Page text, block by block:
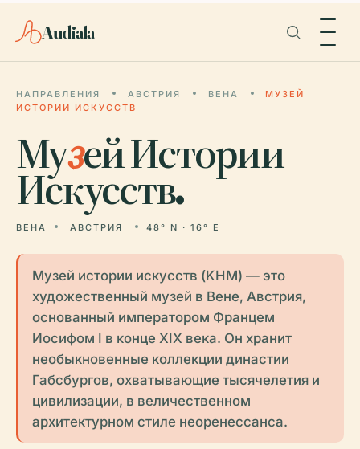
Audiala
НАПРАВЛЕНИЯ АВСТРИЯ ВЕНА
МУЗЕЙ
ИСТОРИИ ИСКУССТВ
Музей Истории
Искусств.
ВЕНА АВСТРИЯ 48° N · 16° E
Музей истории искусств (KHM) — это
художественный музей в Вене, Австрия,
основанный императором Францем
Иосифом I в конце XIX века. Он хранит
необыкновенные коллекции династии
Габсбургов, охватывающие тысячелетия и
цивилизации, в величественном
архитектурном стиле неоренессанса.